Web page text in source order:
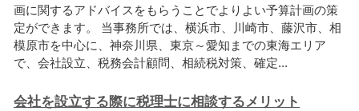
画に関するアドバイスをもらうことでよりよい予算計画の策
定ができます。 当事務所では、横浜市、川崎市、藤沢市、相
模原市を中心に、神奈川県、東京～愛知までの東海エリア
で、会社設立、税務会計顧問、相続税対策、確定...
会社を設立する際に税理士に相談するメリット